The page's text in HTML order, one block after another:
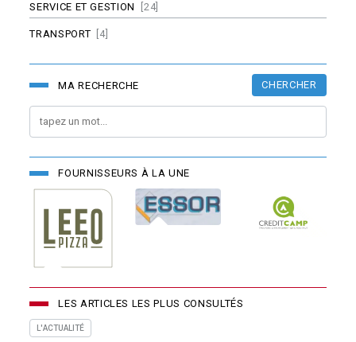
SERVICE ET GESTION [24]
TRANSPORT [4]
MA RECHERCHE CHERCHER
FOURNISSEURS À LA UNE
LES ARTICLES LES PLUS CONSULTÉS
L'ACTUALITÉ